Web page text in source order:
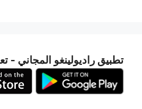
تطبيق راديولينغو المجاني -